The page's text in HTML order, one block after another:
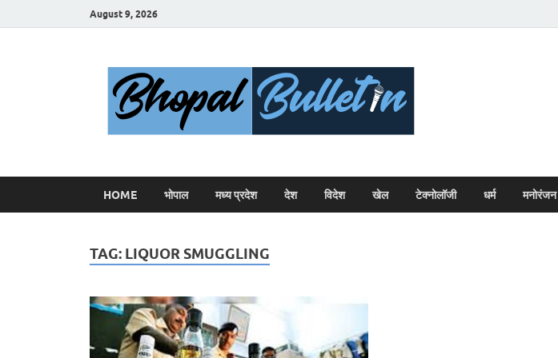
August 9, 2026
HOME भोपाल मध्य प्रदेश देश विदेश खेल टेक्नोलॉजी धर्म मनोरंजन
TAG: LIQUOR SMUGGLING